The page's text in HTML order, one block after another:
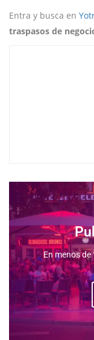
Entra y busca en
traspasos de
En menos